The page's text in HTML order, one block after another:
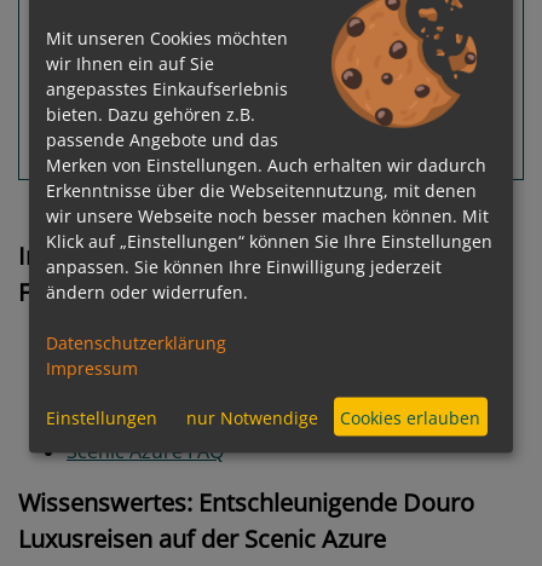
Leistungspakete
zur Reise
Routeninfos Terminübersicht
Inhaltsverzeichnis: Scenic Azure Doruo
Flusskreuzfahrten
Wissenswertes
Komfort & Ausstattung
Scenic Azure Inklusivleistungen
Routen & Zielhäfen
Scenic Azure FAQ
Wissenswertes: Entschleunigende Douro
Luxusreisen auf der Scenic Azure
Mit unseren Cookies möchten
wir Ihnen ein auf Sie
angepasstes Einkaufserlebnis
bieten. Dazu gehören z.B.
passende Angebote und das
Merken von Einstellungen. Auch erhalten wir dadurch
Erkenntnisse über die Webseitennutzung, mit denen
wir unsere Webseite noch besser machen können. Mit
Klick auf „Einstellungen“ können Sie Ihre Einstellungen
anpassen. Sie können Ihre Einwilligung jederzeit
ändern oder widerrufen.
Datenschutzerklärung
Impressum
Einstellungen nur Notwendige Cookies erlauben